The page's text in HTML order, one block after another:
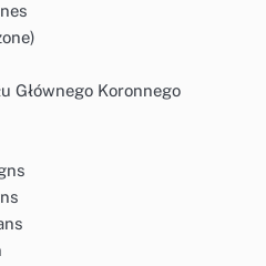
Głównego Koronnego